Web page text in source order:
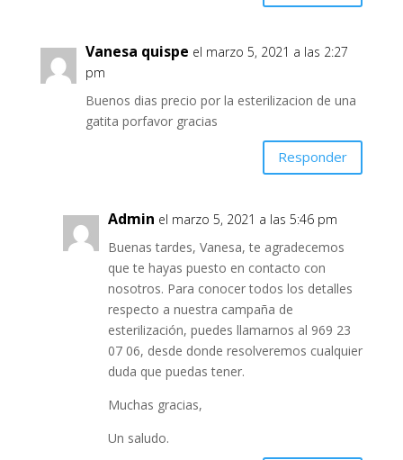
Vanesa quispe el marzo 5, 2021 a las 2:27
pm
Buenos dias precio por la esterilizacion de una
gatita porfavor gracias
Responder
Admin el marzo 5, 2021 a las 5:46 pm
Buenas tardes, Vanesa, te agradecemos
que te hayas puesto en contacto con
nosotros. Para conocer todos los detalles
respecto a nuestra campaña de
esterilización, puedes llamarnos al 969 23
07 06, desde donde resolveremos cualquier
duda que puedas tener.
Muchas gracias,
Un saludo.